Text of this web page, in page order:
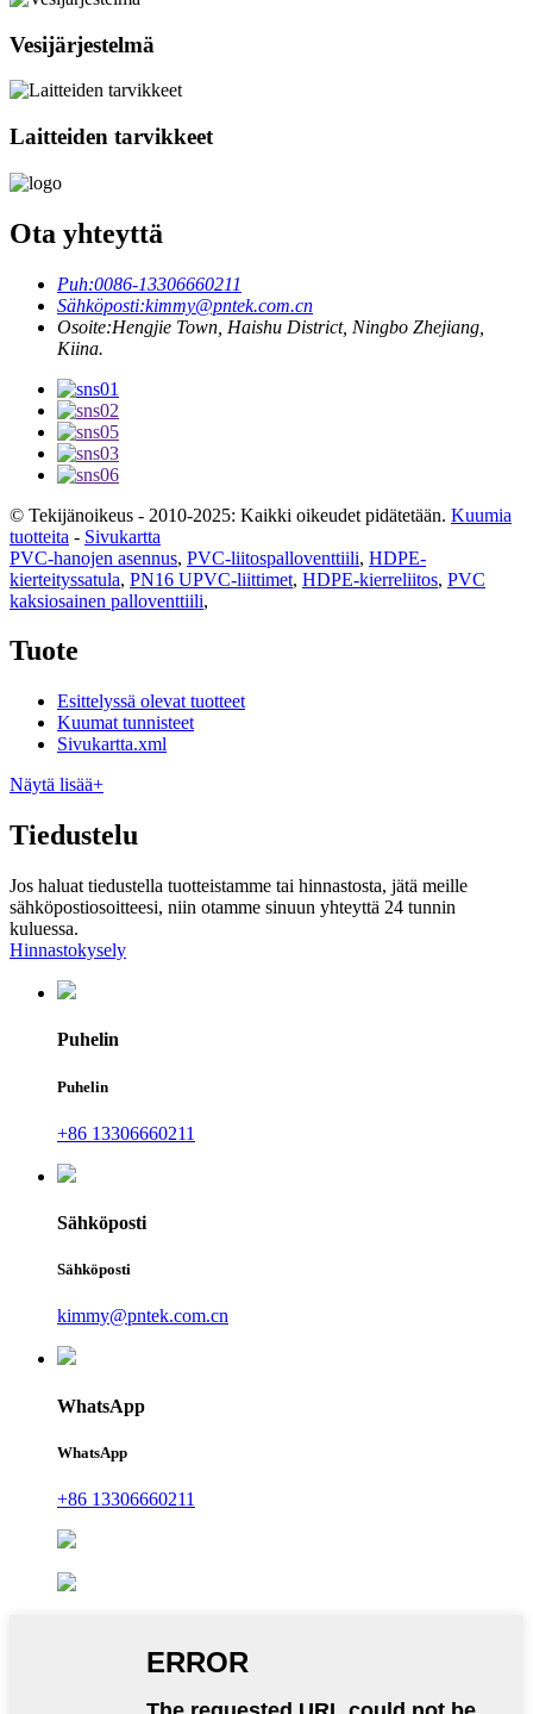
Vesijärjestelmä
Laitteiden tarvikkeet
Ota yhteyttä
Puh:0086-13306660211
Sähköposti:kimmy@pntek.com.cn
Osoite:Hengjie Town, Haishu District, Ningbo Zhejiang,
Kiina.
© Tekijänoikeus - 2010-2025: Kaikki oikeudet pidätetään. Kuumia
tuotteita - Sivukartta
PVC-hanojen asennus, PVC-liitospalloventtiili, HDPE-
kierteityssatula, PN16 UPVC-liittimet, HDPE-kierreliitos, PVC
kaksiosainen palloventtiili,
Tuote
Esittelyssä olevat tuotteet
Kuumat tunnisteet
Sivukartta.xml
Näytä lisää+
Tiedustelu
Jos haluat tiedustella tuotteistamme tai hinnastosta, jätä meille
sähköpostiosoitteesi, niin otamme sinuun yhteyttä 24 tunnin
kuluessa.
Hinnastokysely
Puhelin
Puhelin
+86 13306660211
Sähköposti
Sähköposti
kimmy@pntek.com.cn
WhatsApp
WhatsApp
+86 13306660211